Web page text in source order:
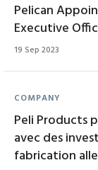
Pelican
Executive
19 Sep 2023
COMPANY
Peli Products
avec des
fabrication